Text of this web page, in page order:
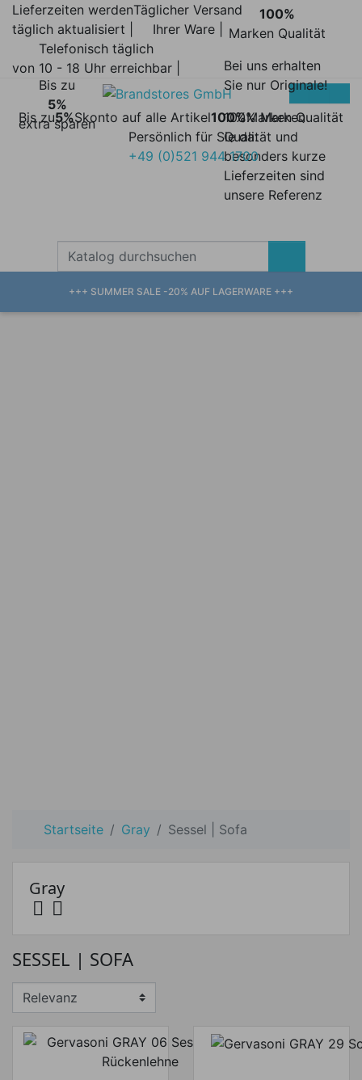
Lieferzeiten werden
täglich aktualisiert |
Täglicher Versand
Ihrer Ware |
Telefonisch täglich
von 10 - 18 Uhr erreichbar |
Bis zu5%Skonto auf alle Artikel
Bis zu
5%
extra sparen
100%Marken Qualität
100%
Marken Qualität
Bei uns erhalten
Sie nur Originale!
100% Marken
Qualität und
besonders kurze
Lieferzeiten sind
unsere Referenz
Persönlich für Sie da:
+49 (0)521 944 1700
+++ SUMMER SALE -20% AUF LAGERWARE +++
Startseite Gray Sessel | Sofa
Preis von Preis bis
Gray
 
SESSEL | SOFA